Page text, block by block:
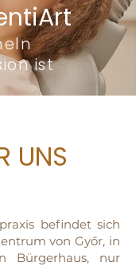
ist
UNS
befindet sich
von Győr, in
Bürgerhaus, nur